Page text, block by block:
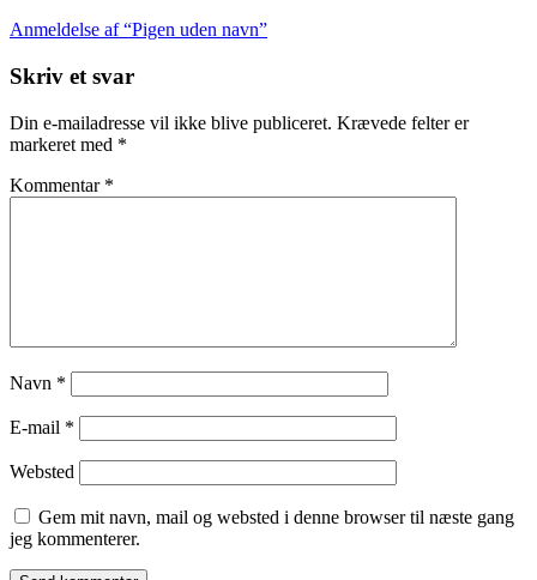
Anmeldelse af “Pigen uden navn”
Skriv et svar
Din e-mailadresse vil ikke blive publiceret. Krævede felter er
markeret med *
Kommentar *
Navn *
E-mail *
Websted
Gem mit navn, mail og websted i denne browser til næste gang
jeg kommenterer.